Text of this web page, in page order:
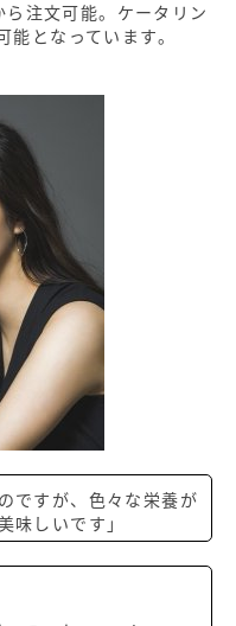
注文可能。ケータリン
となっています。
ですが、色々な栄養が
しいです」